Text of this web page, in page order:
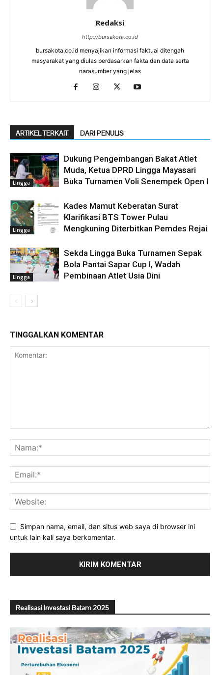
Redaksi
http://bursakota.co.id
bursakota.co.id menyajikan informasi faktual ditengah
masyarakat yang diulas berdasarkan fakta dan data serta
narasumber yang jelas
ARTIKEL TERKAIT DARI PENULIS
Lingga
Dukung Pengembangan Bakat Atlet
Muda, Ketua DPRD Lingga Mayasari
Buka Turnamen Voli Senempek Open I
Lingga
Kades Mamut Keberatan Surat
Klarifikasi BTS Tower Pulau
Mengkuning Diterbitkan Pemdes Rejai
Lingga
Sekda Lingga Buka Turnamen Sepak
Bola Pantai Sapar Cup I, Wadah
Pembinaan Atlet Usia Dini
TINGGALKAN KOMENTAR
Simpan nama, email, dan situs web saya di browser ini
untuk lain kali saya berkomentar.
Realisasi Investasi Batam 2025